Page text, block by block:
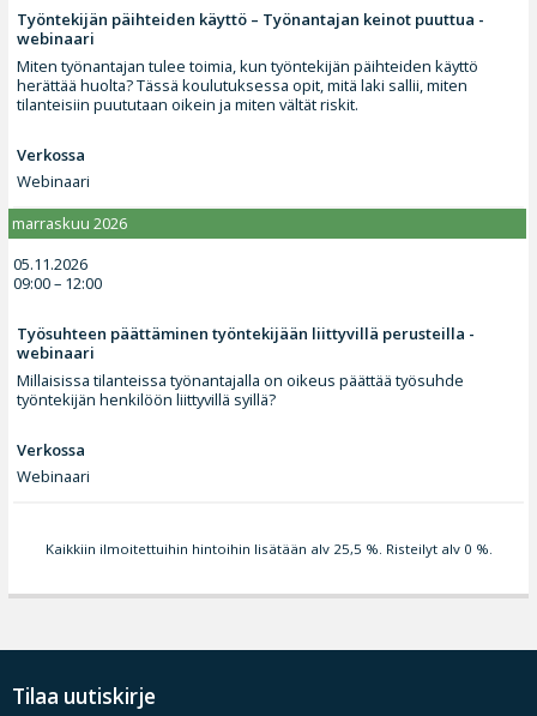
Työntekijän päihteiden käyttö – Työnantajan keinot puuttua -
webinaari
Miten työnantajan tulee toimia, kun työntekijän päihteiden käyttö
herättää huolta? Tässä koulutuksessa opit, mitä laki sallii, miten
tilanteisiin puututaan oikein ja miten vältät riskit.
Verkossa
Webinaari
marraskuu 2026
05.11.2026
09:00 – 12:00
Työsuhteen päättäminen työntekijään liittyvillä perusteilla -
webinaari
Millaisissa tilanteissa työnantajalla on oikeus päättää työsuhde
työntekijän henkilöön liittyvillä syillä?
Verkossa
Webinaari
Kaikkiin ilmoitettuihin hintoihin lisätään alv 25,5 %. Risteilyt alv 0 %.
Tilaa uutiskirje